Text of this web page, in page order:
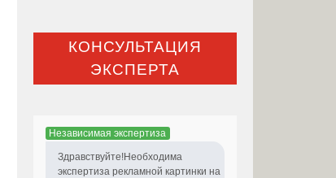
КОНСУЛЬТАЦИЯ
ЭКСПЕРТА
Независимая экспертиза
Здравствуйте!Необходима
экспертиза рекламной картинки на